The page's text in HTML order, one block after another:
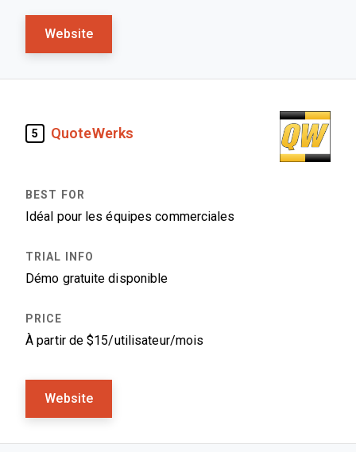
Website
5 QuoteWerks
Idéal pour les équipes commerciales
Démo gratuite disponible
À partir de $15/utilisateur/mois
Website